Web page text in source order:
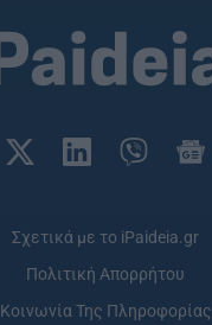
Σχετικά με το iPaideia.gr
Πολιτική Απορρήτου
Κοινωνία Της Πληροφορίας